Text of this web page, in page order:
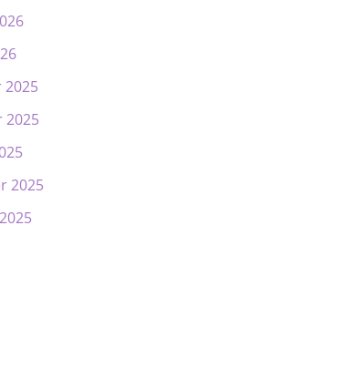
2025
2025
2025